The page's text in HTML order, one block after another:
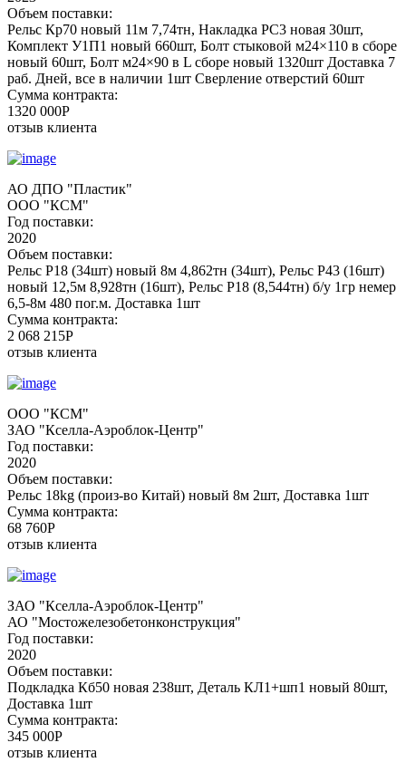
Объем поставки:
Рельс Кр70 новый 11м 7,74тн, Накладка РС3 новая 30шт,
Комплект У1П1 новый 660шт, Болт стыковой м24×110 в сборе
новый 60шт, Болт м24×90 в L сборе новый 1320шт Доставка 7
раб. Дней, все в наличии 1шт Сверление отверстий 60шт
Сумма контракта:
1320 000P
отзыв клиента
АО ДПО "Пластик"
ООО "КСМ"
Год поставки:
2020
Объем поставки:
Рельс Р18 (34шт) новый 8м 4,862тн (34шт), Рельс P43 (16шт)
новый 12,5м 8,928тн (16шт), Рельс Р18 (8,544тн) б/у 1гр немер
6,5-8м 480 пог.м. Доставка 1шт
Сумма контракта:
2 068 215Р
отзыв клиента
ООО "КСМ"
ЗАО "Кселла-Аэроблок-Центр"
Год поставки:
2020
Объем поставки:
Рельс 18kg (произ-во Китай) новый 8м 2шт, Доставка 1шт
Сумма контракта:
68 760P
отзыв клиента
ЗАО "Кселла-Аэроблок-Центр"
АО "Мостожелезобетонконструкция"
Год поставки:
2020
Объем поставки:
Подкладка Кб50 новая 238шт, Деталь КЛ1+шп1 новый 80шт,
Доставка 1шт
Сумма контракта:
345 000P
отзыв клиента